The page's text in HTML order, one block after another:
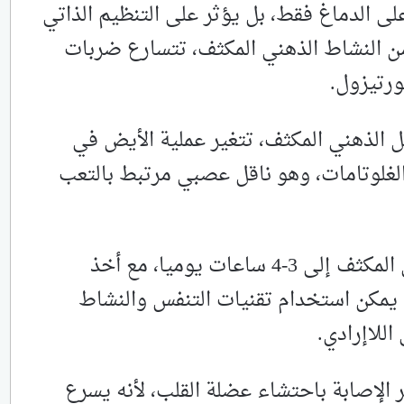
الدماغ فقط، بل يؤثر على التنظيم الذاتي
النشاط الذهني المكثف، تتسارع ضربات
من العمل الذهني المكثف، تتغير عملية الأيض في
وهو ناقل عصبي مرتبط بالتعب
ونصح غوليايف بـ تقليل العمل الذهني المكثف إلى 3-4 ساعات يوميا، مع أخذ
إلى 90 دقيقة. كما يمكن استخدام تقنيات التنفس والنشاط
باحتشاء عضلة القلب، لأنه يسرع